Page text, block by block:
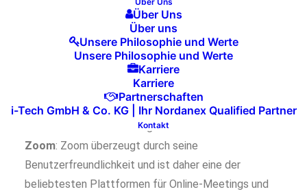
Über Uns
Über uns
Unsere Philosophie und Werte
Unsere Philosophie und Werte
Karriere
Karriere
Partnerschaften
i-Tech GmbH & Co. KG | Ihr Nordanex Qualified Partner
Kontakt
: Die enge Verknüpfung mit der
Office 365-Suiteermöglicht nicht nur umfassende
Chat-Funktionen und Dokumentenfreigaben, sondern
auch einen direkten Zugriff auf alle Microsoft-
Anwendungen, was die Zusammenarbeit vereinfacht
und die Produktivität steigert.
Zoom: Zoom überzeugt durch seine
Benutzerfreundlichkeit und ist daher eine der
beliebtesten Plattformen für Online-Meetings und